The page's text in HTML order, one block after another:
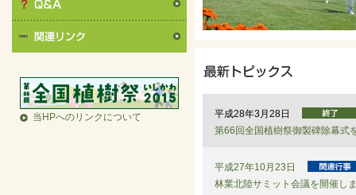
当HPへのリンクについて
平成28年3月28日
第66回全国植樹祭御製碑除幕式
平成27年10月23日
林業北陸サミット会議を開催し